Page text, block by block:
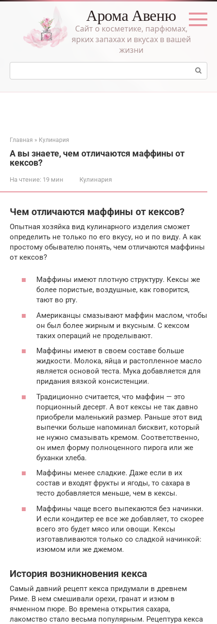
Перейти
Арома Авеню
Сайт о косметике, парфюмах,
ярких запахах и вкусах в вашей
жизни
Поиск:
Главная » Кулинария
А вы знаете, чем отличаются маффины от
кексов?
На чтение: 19 мин Кулинария
Чем отличаются маффины от кексов?
Опытная хозяйка вид кулинарного изделия сможет
определить не только по его вкусу, но и по виду. А как
простому обывателю понять, чем отличаются маффины
от кексов?
Маффины имеют плотную структуру. Кексы же
более пористые, воздушные, как говорится,
тают во рту.
Американцы смазывают маффин маслом, чтобы
он был более жирным и вкусным. С кексом
таких операций не проделывают.
Маффины имеют в своем составе больше
жидкости. Молока, яйца и растопленное масло
является основой теста. Мука добавляется для
придания вязкой консистенции.
Традиционно считается, что маффин — это
порционный десерт. А вот кексы не так давно
приобрели маленький размер. Раньше этот вид
выпечки больше напоминал бисквит, который
не нужно смазывать кремом. Соответственно,
он имел форму полноценного пирога или же
буханки хлеба.
Маффины менее сладкие. Даже если в их
состав и входят фрукты и ягоды, то сахара в
тесто добавляется меньше, чем в кексы.
Маффины чаще всего выпекаются без начинки.
И если кондитер ее все же добавляет, то скорее
всего это будет мясо или овощи. Кексы
изготавливаются только со сладкой начинкой:
изюмом или же джемом.
История возникновения кекса
Самый давний рецепт кекса придумали в древнем
Риме. В нем смешивали орехи, гранат и изюм в
ячменном пюре. Во времена открытия сахара,
лакомство стало весьма популярным. Рецептура кекса